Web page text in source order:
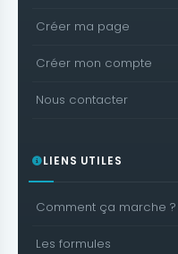
Créer ma page
Créer mon compte
Nous contacter
LIENS UTILES
Comment ça marche ?
Les formules